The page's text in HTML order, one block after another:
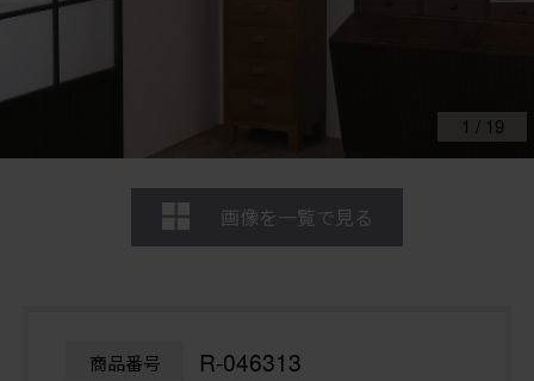
1 / 19
画像を一覧で見る
商品番号 R-046313